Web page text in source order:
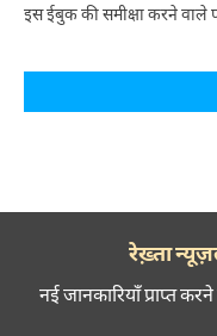
इस ईबुक की समीक्षा करने वाले
रेख़्ता
नई जानकारियाँ प्राप्त